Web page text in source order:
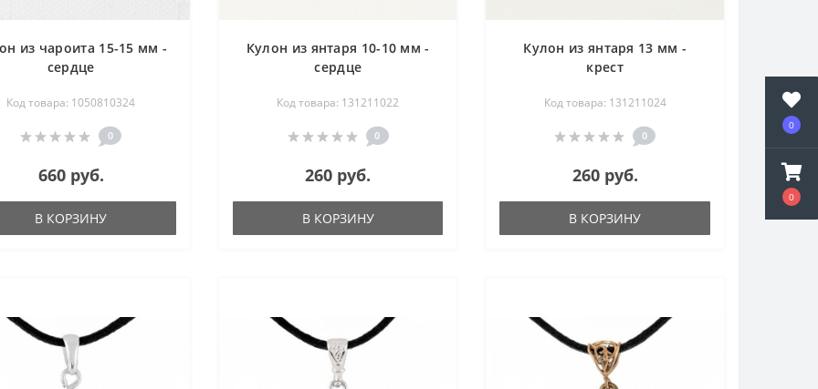
0
0
из чароита 15-15 мм -
сердце
Код товара: 1050810324
0
660 руб.
В КОРЗИНУ
Кулон из янтаря 10-10 мм -
сердце
Код товара: 131211022
0
260 руб.
В КОРЗИНУ
Кулон из янтаря 13 мм -
крест
Код товара: 131211024
0
260 руб.
В КОРЗИНУ